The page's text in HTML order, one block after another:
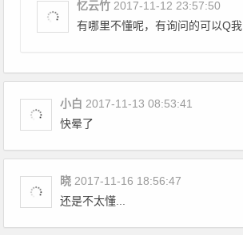
忆云竹 2017-11-12 23:57:50
有哪里不懂呢，有询问的可以Q我
小白 2017-11-13 08:53:41
快晕了
晓 2017-11-16 18:56:47
还是不太懂...